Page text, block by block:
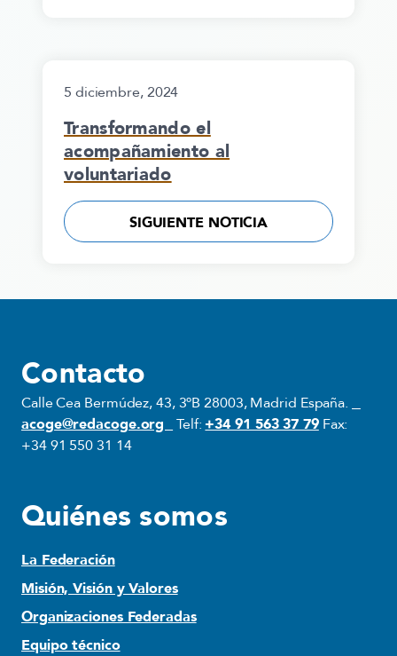
5 diciembre, 2024
Transformando el
acompañamiento al
voluntariado
SIGUIENTE NOTICIA
Contacto
Calle Cea Bermúdez, 43, 3ºB 28003, Madrid España.
acoge@redacoge.org
Telf: +34 91 563 37 79Fax:
+34 91 550 31 14
Quiénes somos
La Federación
Misión, Visión y Valores
Organizaciones Federadas
Equipo técnico